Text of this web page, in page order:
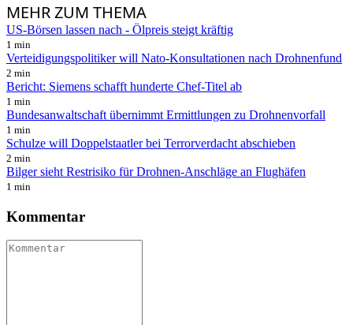
MEHRZUM THEMA
US-Börsen lassen nach - Ölpreis steigt kräftig
1 min
Verteidigungspolitiker will Nato-Konsultationen nach Drohnenfund
2 min
Bericht: Siemens schafft hunderte Chef-Titel ab
1 min
Bundesanwaltschaft übernimmt Ermittlungen zu Drohnenvorfall
1 min
Schulze will Doppelstaatler bei Terrorverdacht abschieben
2 min
Bilger sieht Restrisiko für Drohnen-Anschläge an Flughäfen
1 min
Kommentar